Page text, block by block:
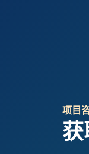
项目
获